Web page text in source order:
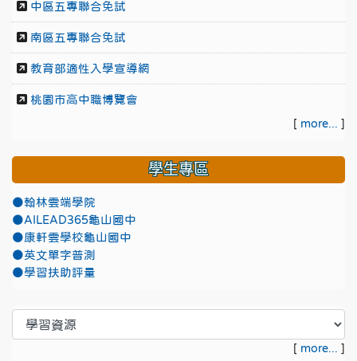
中區五專聯合免試
南區五專聯合免試
教育部適性入學宣導網
桃園市高中職博覽會
[ more... ]
學生專區
●翰林雲端學院
●AILEAD365龜山國中
●康軒雲學校龜山國中
●英文單字普測
●學習扶助評量
[ more... ]